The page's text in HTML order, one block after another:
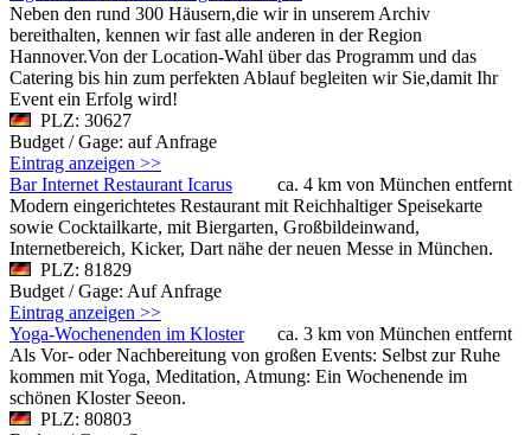
Neben den rund 300 Häusern,die wir in unserem Archiv
bereithalten, kennen wir fast alle anderen in der Region
Hannover.Von der Location-Wahl über das Programm und das
Catering bis hin zum perfekten Ablauf begleiten wir Sie,damit Ihr
Event ein Erfolg wird!
PLZ: 30627
Budget / Gage: auf Anfrage
Eintrag anzeigen >>
ca. 4 km von München entfernt
Bar Internet Restaurant Icarus
Modern eingerichtetes Restaurant mit Reichhaltiger Speisekarte
sowie Cocktailkarte, mit Biergarten, Großbildeinwand,
Internetbereich, Kicker, Dart nähe der neuen Messe in München.
PLZ: 81829
Budget / Gage: Auf Anfrage
Eintrag anzeigen >>
ca. 3 km von München entfernt
Yoga-Wochenenden im Kloster
Als Vor- oder Nachbereitung von großen Events: Selbst zur Ruhe
kommen mit Yoga, Meditation, Atmung: Ein Wochenende im
schönen Kloster Seeon.
PLZ: 80803